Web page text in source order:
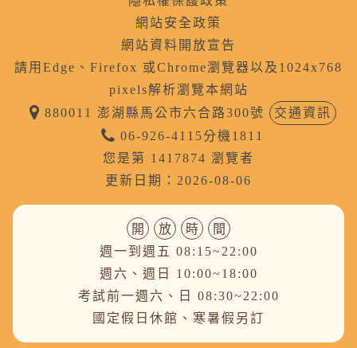
網站安全政策
網站資料開放宣告
請用Edge、Firefox 或Chrome瀏覽器以及1024x768
pixels解析瀏覽本網站
880011 澎湖縣馬公市六合路300號
交通資訊
06-926-4115分機1811
您是第 1417874 瀏覽者
更新日期：2026-08-06
開 放 時
間
週一到週五 08:15~22:00
週六、週日 10:00~18:00
考試前一週六、日 08:30~22:00
國定假日休館、寒暑假另訂